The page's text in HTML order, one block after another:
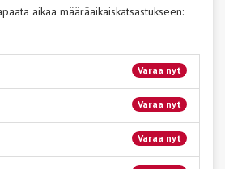
aikaa määräaikaiskatsastukseen:
Varaa nyt
Varaa nyt
Varaa nyt